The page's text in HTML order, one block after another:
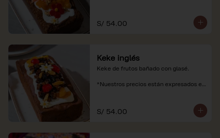
S/ 54.00
Keke inglés
Keke de frutos bañado con glasé.
*Nuestros precios están expresados en
S/ 54.00